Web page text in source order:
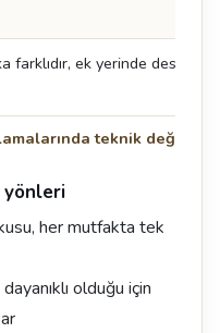
teknik değerler
farklıdır, ek yerinde desen
yönleri
her mutfakta tek
olduğu için